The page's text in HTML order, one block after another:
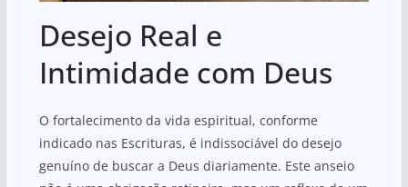
Desejo Real e
Intimidade com Deus
O fortalecimento da vida espiritual, conforme
indicado nas Escrituras, é indissociável do desejo
genuíno de buscar a Deus diariamente. Este anseio